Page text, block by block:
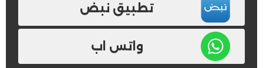
تطبيق نبض
واتس اب